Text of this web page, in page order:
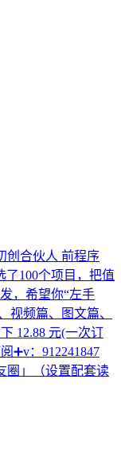
创合伙人 前程序
了100个项目，把值
，希望你“左手
视频篇、图文篇、
12.88 元(一次订
➕v：912241847
圈」（设置配套读